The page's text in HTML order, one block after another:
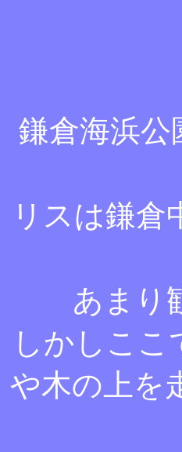
鎌倉海浜
リスは鎌倉
あまり
しかしここ
や木の上を